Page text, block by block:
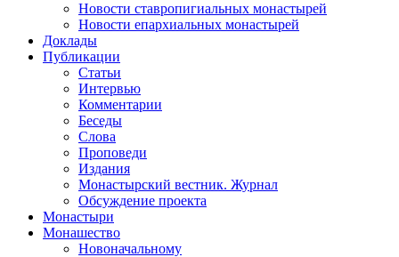
Новости ставропигиальных монастырей
Новости епархиальных монастырей
Доклады
Публикации
Статьи
Интервью
Комментарии
Беседы
Слова
Проповеди
Издания
Монастырский вестник. Журнал
Обсуждение проекта
Монастыри
Монашество
Новоначальному